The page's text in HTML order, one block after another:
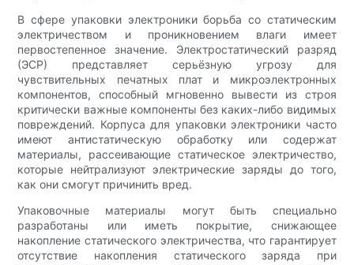
В сфере упаковки электроники борьба со статическим
электричеством и проникновением влаги имеет
первостепенное значение. Электростатический разряд
(ЭСР) представляет серьёзную угрозу для
чувствительных печатных плат и микроэлектронных
компонентов, способный мгновенно вывести из строя
критически важные компоненты без каких-либо видимых
повреждений. Корпуса для упаковки электроники часто
имеют антистатическую обработку или содержат
материалы, рассеивающие статическое электричество,
которые нейтрализуют электрические заряды до того,
как они смогут причинить вред.
Упаковочные материалы могут быть специально
разработаны или иметь покрытие, снижающее
накопление статического электричества, что гарантирует
отсутствие накопления статического заряда при